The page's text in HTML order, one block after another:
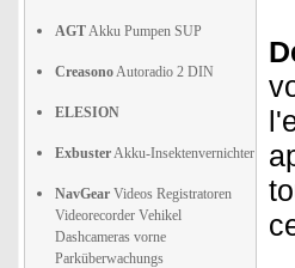
AGTAkku Pumpen SUP
CreasonoAutoradio 2 DIN
ELESION
ExbusterAkku-Insektenvernichter
NavGear Videos Registratoren
Videorecorder Vehikel
Dashcameras vorne
Parküberwachungs